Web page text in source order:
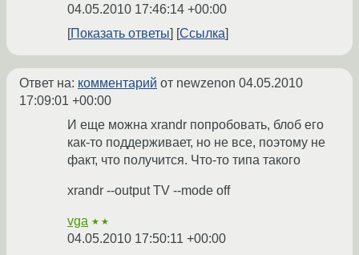
04.05.2010 17:46:14 +00:00
Показать ответы
Ссылка
Ответ на: комментарий от newzenon 04.05.2010
17:09:01 +00:00
И еще можна xrandr попробовать, блоб его
как-то поддерживает, но не все, поэтому не
факт, что получится. Что-то типа такого
xrandr --output TV --mode off
vga ★★
04.05.2010 17:50:11 +00:00